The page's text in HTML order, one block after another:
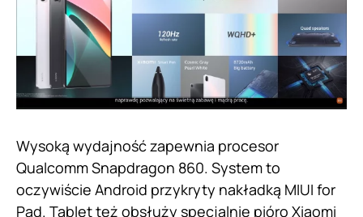
Wysoką wydajność zapewnia procesor
Qualcomm Snapdragon 860. System to
oczywiście Android przykryty nakładką MIUI for
Pad. Tablet też obsłuży specjalnie pióro Xiaomi